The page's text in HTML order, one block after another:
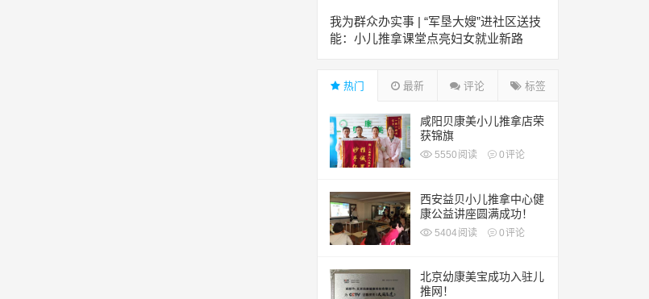
我为群众办实事 | “军垦大嫂”进社区送技
能：小儿推拿课堂点亮妇女就业新路
热门 最新 评论 标签
咸阳贝康美小儿推拿店荣
获锦旗
5550 阅读 0评论
西安益贝小儿推拿中心健
康公益讲座圆满成功！
5404 阅读 0评论
北京幼康美宝成功入驻儿
推网！